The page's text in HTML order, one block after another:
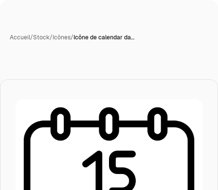
Accueil/Stock/Icônes/Icône de calendar da…